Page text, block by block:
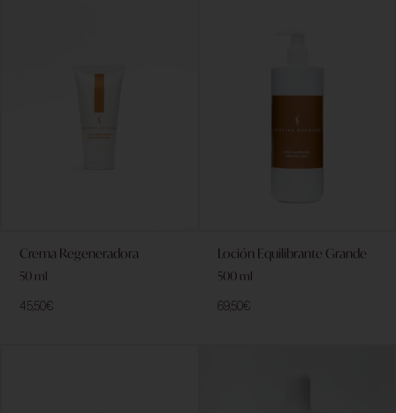
Crema Regeneradora
50 ml
45,50€
Loción Equilibrante Grande
500 ml
69,50€